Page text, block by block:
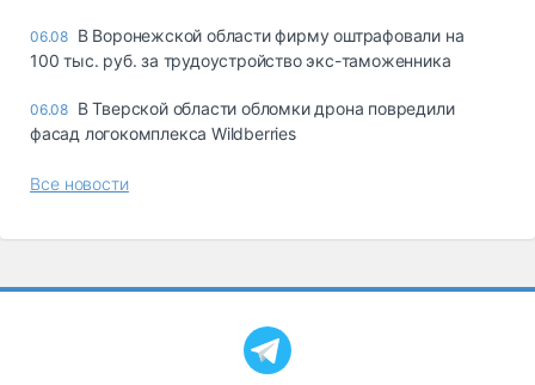
06.08 В Воронежской области фирму оштрафовали на
100 тыс. руб. за трудоустройство экс-таможенника
06.08 В Тверской области обломки дрона повредили
фасад логокомплекса Wildberries
Все новости